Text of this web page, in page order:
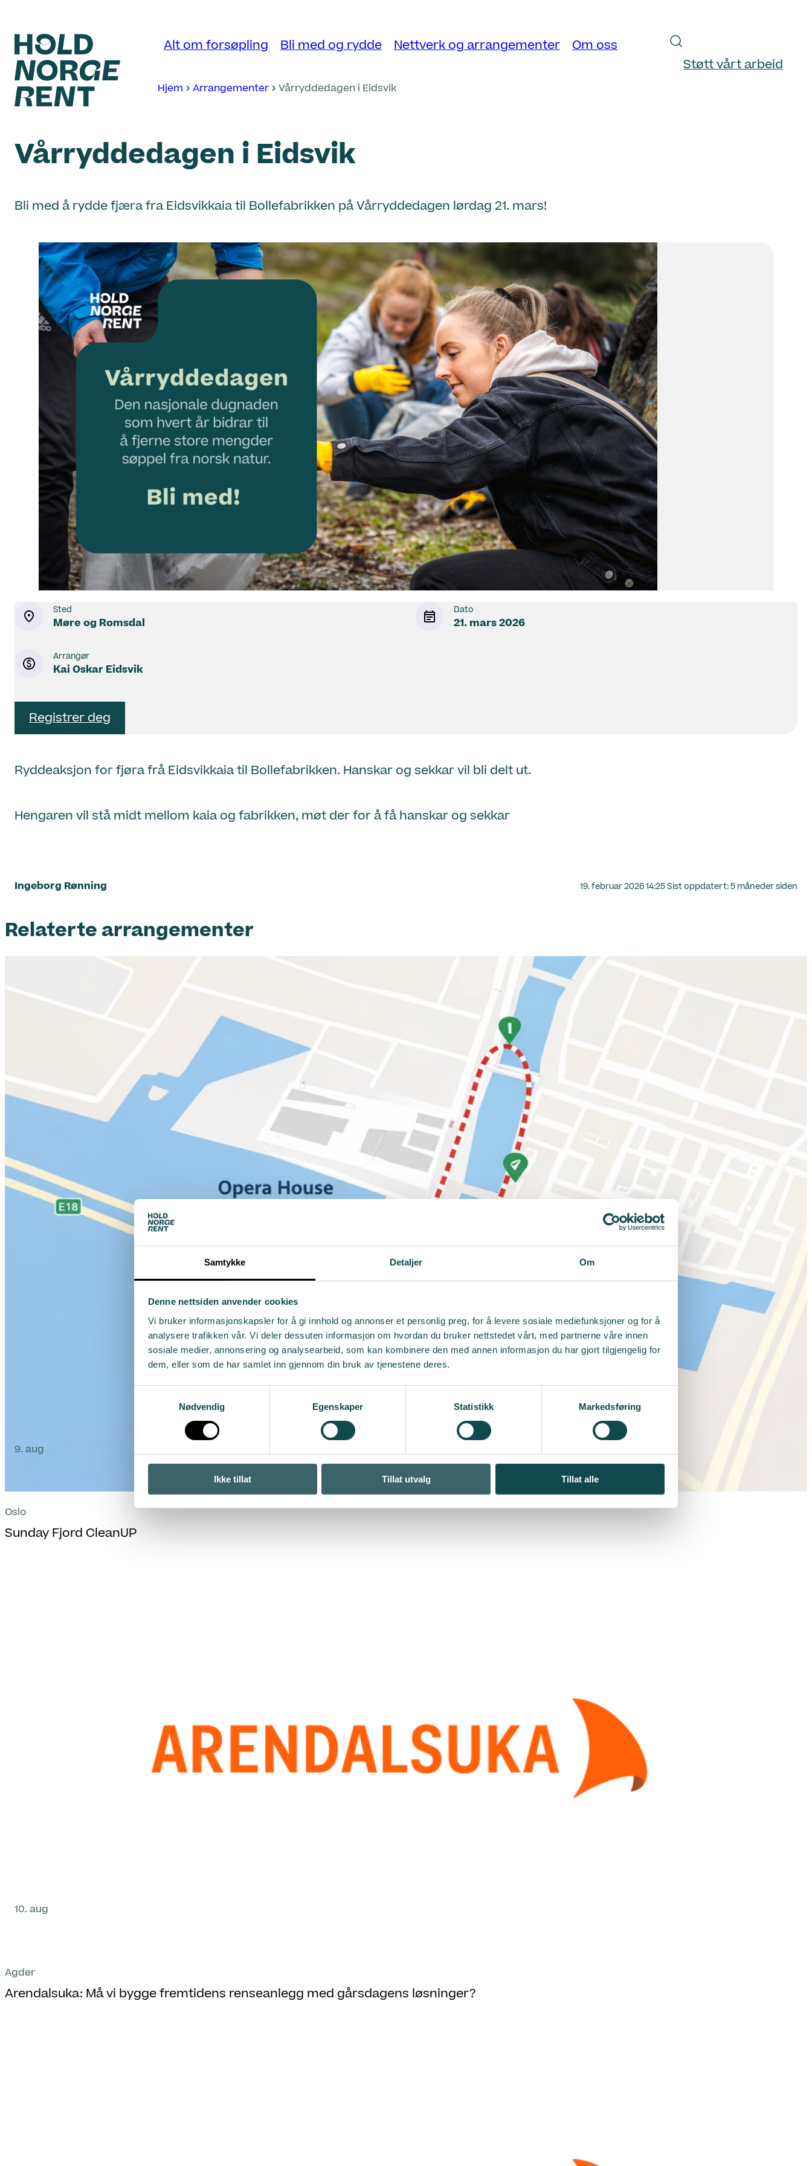
Samtykke Detaljer Om
Denne nettsiden anvender cookies
Vi bruker informasjonskapsler for å gi innhold og annonser et personlig preg, for å levere sosiale mediefunksjoner og for å
analysere trafikken vår. Vi deler dessuten informasjon om hvordan du bruker nettstedet vårt, med partnerne våre innen
sosiale medier, annonsering og analysearbeid, som kan kombinere den med annen informasjon du har gjort tilgjengelig for
dem, eller som de har samlet inn gjennom din bruk av tjenestene deres.
Nødvendig
Egenskaper Statistikk Markedsføring
Ikke tillat Tillat utvalg Tillat alle
til
innhold
Norge
Rent
Alt om forsøpling Bli med og rydde Nettverk og arrangementer
Om oss
Støtt vårt arbeid
Hjem Arrangementer Vårryddedagen i Eidsvik
Vårryddedagen i Eidsvik
Bli med å rydde fjæra fra Eidsvikkaia til Bollefabrikken på Vårryddedagen lørdag 21. mars!
Sted
Møre og Romsdal
Dato
21. mars 2026
Arrangør
Kai Oskar Eidsvik
Registrer deg
Ryddeaksjon for fjøra frå Eidsvikkaia til Bollefabrikken. Hanskar og sekkar vil bli delt ut.
Hengaren vil stå midt mellom kaia og fabrikken, møt der for å få hanskar og sekkar
Ingeborg Rønning
Lagt
19. februar 2026 14:25Sist oppdatert:5 måneder siden
Relaterte arrangementer
9. aug
Oslo
Sunday Fjord CleanUP
10. aug
Agder
Arendalsuka: Må vi bygge fremtidens renseanlegg med gårsdagens løsninger?